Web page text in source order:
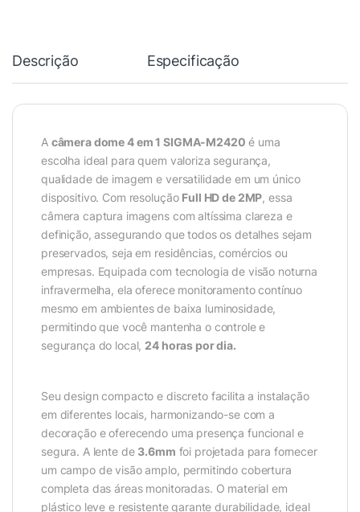
Descrição Especificação
A câmera dome 4 em 1 SIGMA-M2420 é uma
escolha ideal para quem valoriza segurança,
qualidade de imagem e versatilidade em um único
dispositivo. Com resolução Full HD de 2MP, essa
câmera captura imagens com altíssima clareza e
definição, assegurando que todos os detalhes sejam
preservados, seja em residências, comércios ou
empresas. Equipada com tecnologia de visão noturna
infravermelha, ela oferece monitoramento contínuo
mesmo em ambientes de baixa luminosidade,
permitindo que você mantenha o controle e
segurança do local,24 horas por dia.
Seu design compacto e discreto facilita a instalação
em diferentes locais, harmonizando-se com a
decoração e oferecendo uma presença funcional e
segura. A lente de 3.6mm foi projetada para fornecer
um campo de visão amplo, permitindo cobertura
completa das áreas monitoradas. O material em
plástico leve e resistente garante durabilidade, ideal